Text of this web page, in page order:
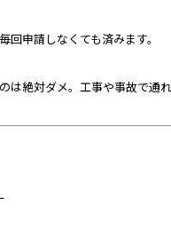
申請しなくても済みます。
絶対ダメ。工事や事故で通